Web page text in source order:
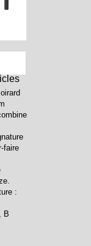
faire
:
B